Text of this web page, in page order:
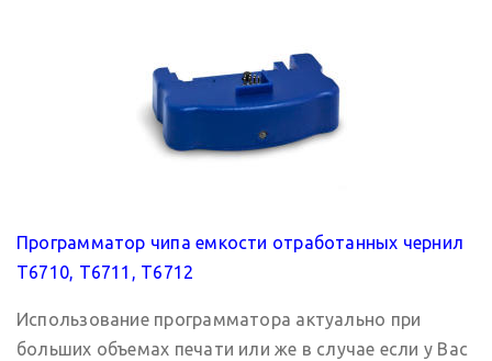
Программатор чипа емкости отработанных чернил
Т6710, Т6711, Т6712
Использование программатора актуально при
больших объемах печати или же в случае если у Вас